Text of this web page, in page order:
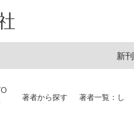
新刊
著者から探す 著者一覧：し